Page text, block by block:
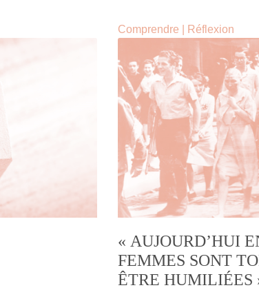
Comprendre Réflexion
« AUJOURD’HUI
FEMMES SONT
ÊTRE HUMILIÉES